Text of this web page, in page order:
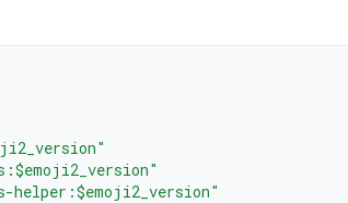
helper:$emoji2_version"